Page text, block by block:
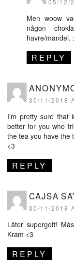
05/12/
Men woow
någon
havre/mandel.
REPLY
30/11/2018
I’m pretty sure that
better for you who
the tea you have the
<3
REPLY
CAJSA
30/11/2018
Låter supergott!
Kram <3
REPLY